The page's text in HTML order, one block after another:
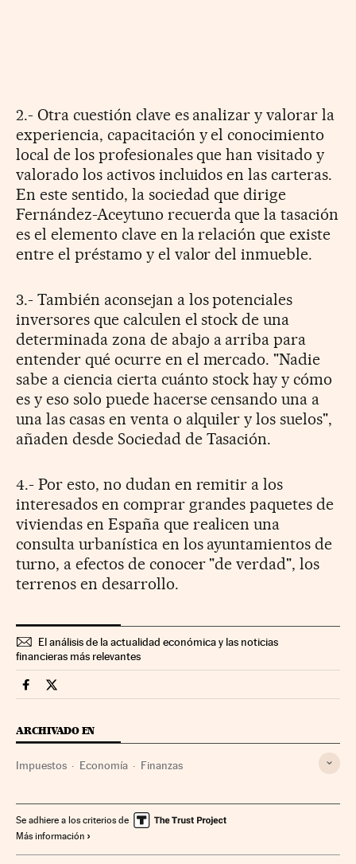
2.- Otra cuestión clave es analizar y valorar la
experiencia, capacitación y el conocimiento
local de los profesionales que han visitado y
valorado los activos incluidos en las carteras.
En este sentido, la sociedad que dirige
Fernández-Aceytuno recuerda que la tasación
es el elemento clave en la relación que existe
entre el préstamo y el valor del inmueble.
3.- También aconsejan a los potenciales
inversores que calculen el stock de una
determinada zona de abajo a arriba para
entender qué ocurre en el mercado. "Nadie
sabe a ciencia cierta cuánto stock hay y cómo
es y eso solo puede hacerse censando una a
una las casas en venta o alquiler y los suelos",
añaden desde Sociedad de Tasación.
4.- Por esto, no dudan en remitir a los
interesados en comprar grandes paquetes de
viviendas en España que realicen una
consulta urbanística en los ayuntamientos de
turno, a efectos de conocer "de verdad", los
terrenos en desarrollo.
El análisis de la actualidad económica y las noticias
financieras más relevantes
Economia Cinco Días en Facebook
Economia Cinco Días en Twitter
ARCHIVADO EN
Impuestos Economía Finanzas
Se adhiere a los criterios de
Más información